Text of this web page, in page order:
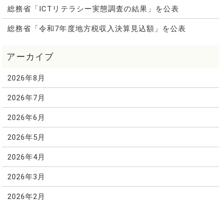
総務省「ICTリテラシー実態調査の結果」を公表
総務省「令和7年度地方税収入決算見込額」を公表
2026年8月
2026年7月
2026年6月
2026年5月
2026年4月
2026年3月
2026年2月